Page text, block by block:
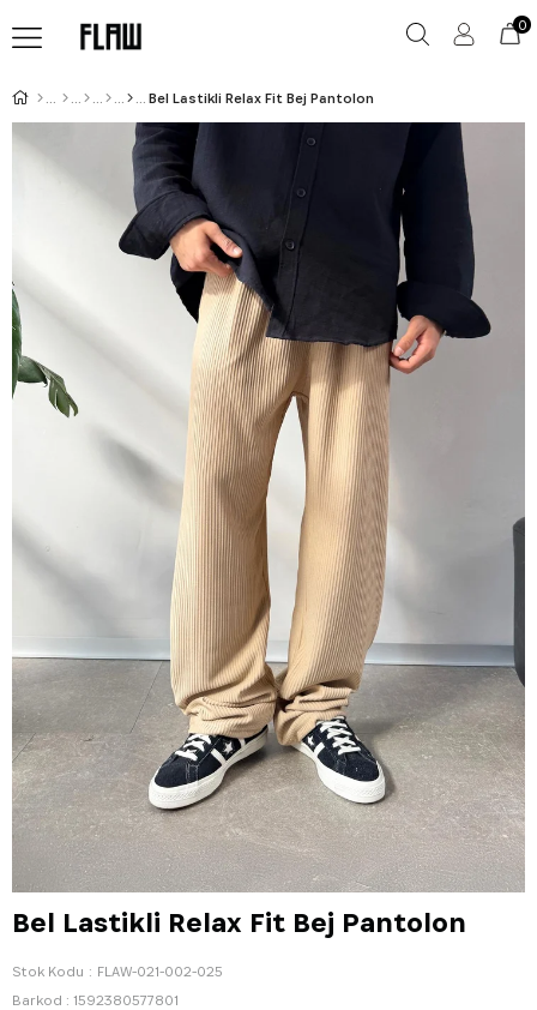
0
Bel Lastikli Relax Fit Bej Pantolon
Bel Lastikli Relax Fit Bej Pantolon
Stok Kodu
FLAW-021-002-025
Barkod : 1592380577801